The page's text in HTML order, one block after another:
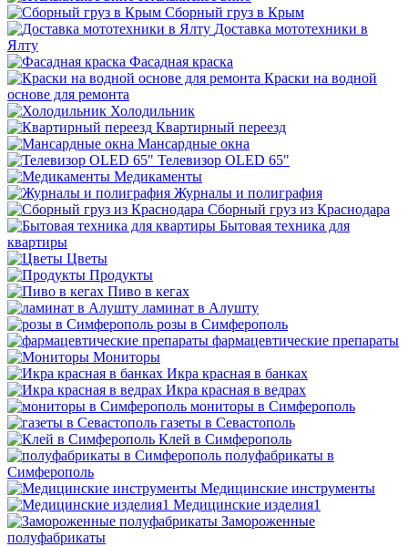
Сборный груз в Крым
Доставка мототехники в
Ялту
Фасадная краска
Краски на водной
основе для ремонта
Холодильник
Квартирный переезд
Мансардные окна
Телевизор OLED 65"
Медикаменты
Журналы и полиграфия
Сборный груз из Краснодара
Бытовая техника для
квартиры
Цветы
Продукты
Пиво в кегах
ламинат в Алушту
розы в Симферополь
фармацевтические препараты
Мониторы
Икра красная в банках
Икра красная в ведрах
мониторы в Симферополь
газеты в Севастополь
Клей в Симферополь
полуфабрикаты в
Симферополь
Медицинские инструменты
Медицинские изделия1
Замороженные
полуфабрикаты